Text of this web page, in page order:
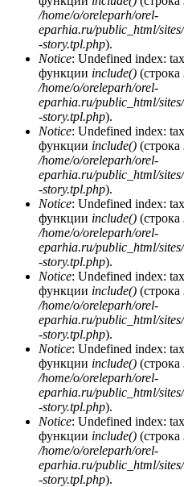
/home/o/oreleparh/orel-
eparhia.ru/public_html/
-story.tpl.php).
Notice: Undefined index:
функции include() (строка
/home/o/oreleparh/orel-
eparhia.ru/public_html/
-story.tpl.php).
Notice: Undefined index:
функции include() (строка
/home/o/oreleparh/orel-
eparhia.ru/public_html/
-story.tpl.php).
Notice: Undefined index:
функции include() (строка
/home/o/oreleparh/orel-
eparhia.ru/public_html/
-story.tpl.php).
Notice: Undefined index:
функции include() (строка
/home/o/oreleparh/orel-
eparhia.ru/public_html/
-story.tpl.php).
Notice: Undefined index:
функции include() (строка
/home/o/oreleparh/orel-
eparhia.ru/public_html/
-story.tpl.php).
Notice: Undefined index:
функции include() (строка
/home/o/oreleparh/orel-
eparhia.ru/public_html/
-story.tpl.php).